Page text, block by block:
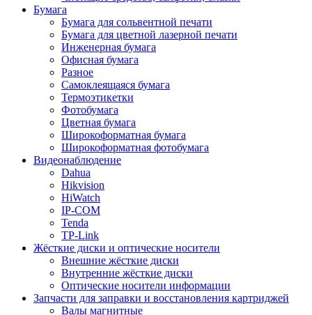
Бумага
Бумага для сольвентной печати
Бумага для цветной лазерной печати
Инженерная бумага
Офисная бумага
Разное
Самоклеящаяся бумага
Термоэтикетки
Фотобумага
Цветная бумага
Широкоформатная бумага
Широкоформатная фотобумага
Видеонаблюдение
Dahua
Hikvision
HiWatch
IP-COM
Tenda
TP-Link
Жёсткие диски и оптические носители
Внешние жёсткие диски
Внутренние жёсткие диски
Оптические носители информации
Запчасти для заправки и восстановления картриджей
Валы магнитные